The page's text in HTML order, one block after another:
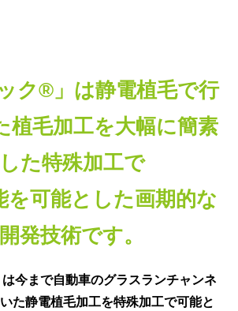
ク®」は静電植毛で行
植毛加工を大幅に簡素
た特殊加工で
を可能とした画期的な
発技術です。
は今まで自動車のグラスランチャンネ
た静電植毛加工を特殊加工で可能と